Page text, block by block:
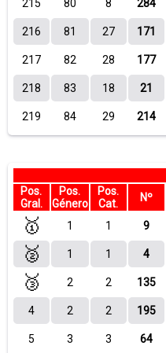
215
80 8 284
216
81 27 171
217
82 28 177
218
83 18 21
219
84 29 214
Pos.
Gral.
Pos.
Género
Pos.
Cat.
Nº
🥇 1 1 9
🥈 1 1 4
🥉 2 2 135
4 2 2 195
5 3 3 64